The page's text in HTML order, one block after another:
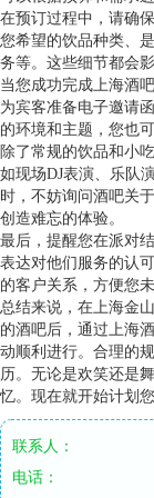
在预订过程中，请确
您希望的饮品种类、
务等。这些细节都会
当您成功完成上海酒
为宾客准备电子邀请
的环境和主题，您也
除了常规的饮品和小
如现场DJ表演、乐队
时，不妨询问酒吧关
创造难忘的体验。
最后，提醒您在派对
表达对他们服务的认
的客户关系，方便您
总结来说，在上海金
的酒吧后，通过上海
动顺利进行。合理的
历。无论是欢笑还是
忆。现在就开始计划
联系人：
电话：